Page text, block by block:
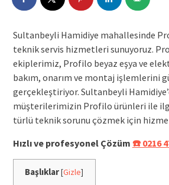
Sultanbeyli Hamidiye mahallesinde
teknik servis hizmetleri sunuyoruz.
ekiplerimiz, Profilo beyaz eşya ve
bakım, onarım ve montaj işlemlerini
gerçekleştiriyor. Sultanbeyli
müşterilerimizin Profilo ürünleri ile
türlü teknik sorunu çözmek için
Hızlı ve profesyonel Çözüm ☎️ 0216
Başlıklar[Gizle]